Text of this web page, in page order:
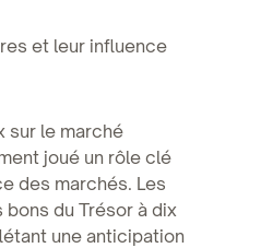
et leur influence
sur le marché
joué un rôle clé
des marchés. Les
du Trésor à dix
une anticipation